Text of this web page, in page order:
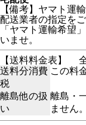
【備考】ヤマト運
配送業者の指定を
「ヤマト運輸希望
いませ。
【送料料金表】
全
送料分消費
税
この料
離島他の扱
い
離島・
ません。